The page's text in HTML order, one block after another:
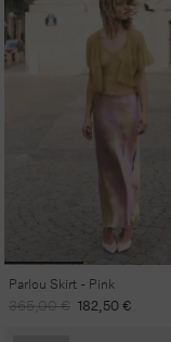
Parlou Skirt - Pink
Regular
365,00 € Sale
182,50 €